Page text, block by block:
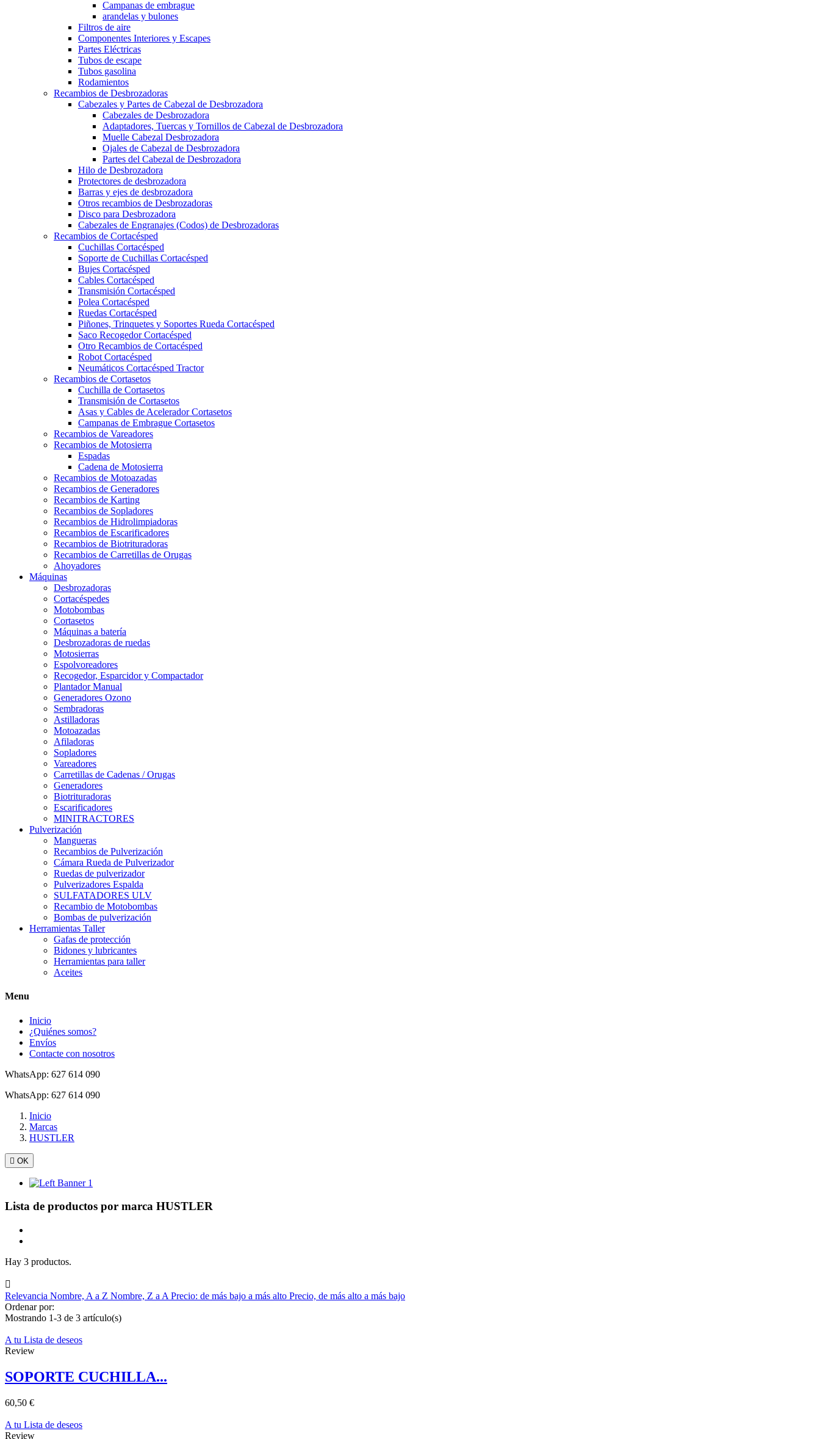
Campanas de embrague
arandelas y bulones
Filtros de aire
Componentes Interiores y Escapes
Partes Eléctricas
Tubos de escape
Tubos gasolina
Rodamientos
Recambios de Desbrozadoras
Cabezales y Partes de Cabezal de Desbrozadora
Cabezales de Desbrozadora
Adaptadores, Tuercas y Tornillos de Cabezal de Desbrozadora
Muelle Cabezal Desbrozadora
Ojales de Cabezal de Desbrozadora
Partes del Cabezal de Desbrozadora
Hilo de Desbrozadora
Protectores de desbrozadora
Barras y ejes de desbrozadora
Otros recambios de Desbrozadoras
Disco para Desbrozadora
Cabezales de Engranajes (Codos) de Desbrozadoras
Recambios de Cortacésped
Cuchillas Cortacésped
Soporte de Cuchillas Cortacésped
Bujes Cortacésped
Cables Cortacésped
Transmisión Cortacésped
Polea Cortacésped
Ruedas Cortacésped
Piñones, Trinquetes y Soportes Rueda Cortacésped
Saco Recogedor Cortacésped
Otro Recambios de Cortacésped
Robot Cortacésped
Neumáticos Cortacésped Tractor
Recambios de Cortasetos
Cuchilla de Cortasetos
Transmisión de Cortasetos
Asas y Cables de Acelerador Cortasetos
Campanas de Embrague Cortasetos
Recambios de Vareadores
Recambios de Motosierra
Espadas
Cadena de Motosierra
Recambios de Motoazadas
Recambios de Generadores
Recambios de Karting
Recambios de Sopladores
Recambios de Hidrolimpiadoras
Recambios de Escarificadores
Recambios de Biotrituradoras
Recambios de Carretillas de Orugas
Ahoyadores
Máquinas
Desbrozadoras
Cortacéspedes
Motobombas
Cortasetos
Máquinas a batería
Desbrozadoras de ruedas
Motosierras
Espolvoreadores
Recogedor, Esparcidor y Compactador
Plantador Manual
Generadores Ozono
Sembradoras
Astilladoras
Motoazadas
Afiladoras
Sopladores
Vareadores
Carretillas de Cadenas / Orugas
Generadores
Biotrituradoras
Escarificadores
MINITRACTORES
Pulverización
Mangueras
Recambios de Pulverización
Cámara Rueda de Pulverizador
Ruedas de pulverizador
Pulverizadores Espalda
SULFATADORES ULV
Recambio de Motobombas
Bombas de pulverización
Herramientas Taller
Gafas de protección
Bidones y lubricantes
Herramientas para taller
Aceites
Menu
Inicio
¿Quiénes somos?
Envíos
Contacte con nosotros
WhatsApp: 627 614 090
WhatsApp: 627 614 090
Inicio
Marcas
HUSTLER
 OK
Lista de productos por marca HUSTLER
Hay 3 productos.

Relevancia Nombre, A a Z Nombre, Z a A Precio: de más bajo a más alto Precio, de más alto a más bajo
Ordenar por:
Mostrando 1-3 de 3 artículo(s)
A tu Lista de deseos
Review
SOPORTE CUCHILLA...
60,50 €
A tu Lista de deseos
Review